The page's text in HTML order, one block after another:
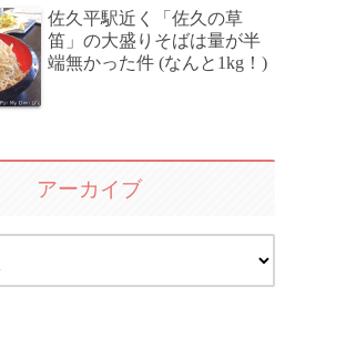
佐久平駅近く「佐久の草
笛」の大盛りそばは量が半
端無かった件 (なんと1kg！)
アーカイブ